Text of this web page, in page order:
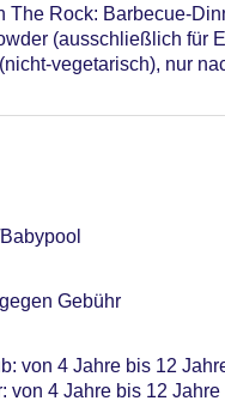
The Rock: Barbecue-
(ausschließlich für
vegetarisch), nur
Gebühr
von 4 Jahre bis 12
von 4 Jahre bis 12 Jahre